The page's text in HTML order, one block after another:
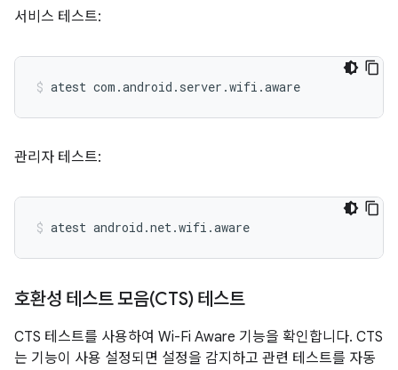
서비스 테스트:
atest com.android.server.wifi.aware
관리자 테스트:
atest android.net.wifi.aware
호환성 테스트 모음(CTS) 테스트
CTS 테스트를 사용하여 Wi-Fi Aware 기능을 확인합니다. CTS
는 기능이 사용 설정되면 설정을 감지하고 관련 테스트를 자동